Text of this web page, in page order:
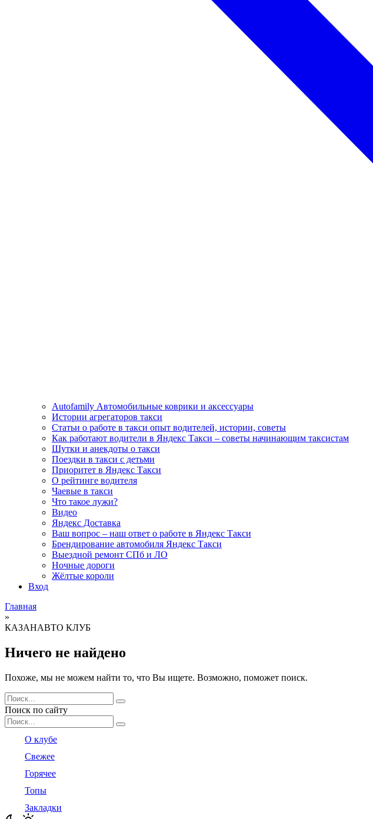
Autofamily Автомобильные коврики и аксессуары
Истории агрегаторов такси
Статьи о работе в такси опыт водителей, истории, советы
Как работают водители в Яндекс Такси – советы начинающим таксистам
Шутки и анекдоты о такси
Поездки в такси с детьми
Приоритет в Яндекс Такси
О рейтинге водителя
Чаевые в такси
Что такое лужи?
Видео
Яндекс Доставка
Ваш вопрос – наш ответ о работе в Яндекс Такси
Брендирование автомобиля Яндекс Такси
Выездной ремонт СПб и ЛО
Ночные дороги
Жёлтые короли
Вход
Главная
»
КАЗАНАВТО КЛУБ
Ничего не найдено
Похоже, мы не можем найти то, что Вы ищете. Возможно, поможет поиск.
Search
for:
Поиск по сайту
Search
for:
О клубе
Свежее
Горячее
Топы
Закладки